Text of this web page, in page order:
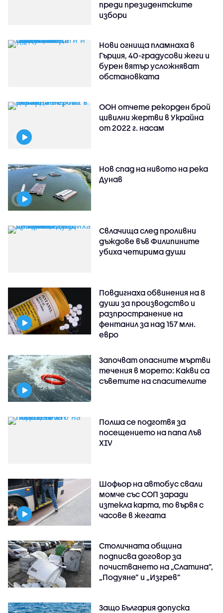
преди президентските
избори
Нови огнища пламнаха в
Гърция, 40-градусови жеги и
бурен вятър усложняват
обстановката
ООН отчете рекорден брой
цивилни жертви в Украйна
от 2022 г. насам
Нов спад на нивото на река
Дунав
Свлачища след проливни
дъждове във Филипините
убиха четирима души
Повдигнаха обвинения на 8
души за производство и
разпространение на
фентанил за над 157 млн.
евро
Започват опасните мъртви
течения в морето: Какви са
съветите на спасителите
Полша се подготвя за
посещението на папа Лъв
XIV
Шофьор на автобус свали
момче със СОП заради
изтекла карта, то вървя с
часове в жегата
Столичната община
подписва договор за
почистването на „Слатина”,
„Подуяне” и „Изгрев”
Защо България допуска